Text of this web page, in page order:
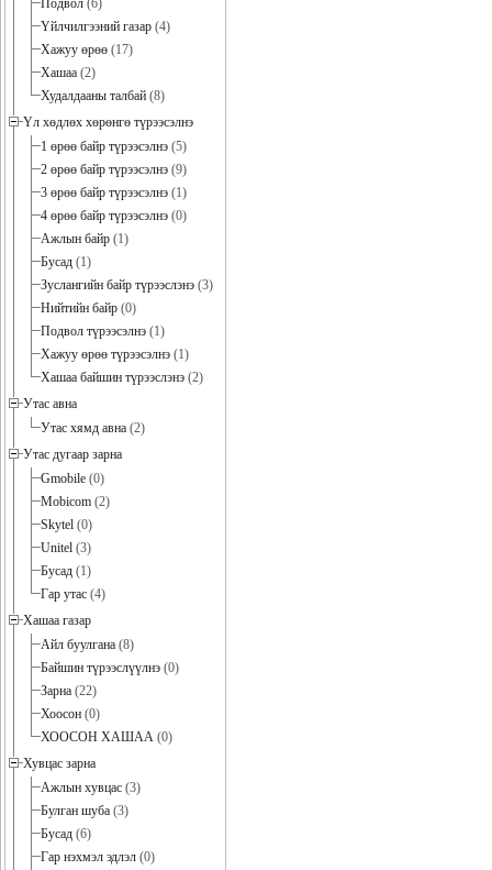
Подвол (6)
Үйлчилгээний газар (4)
Хажуу өрөө (17)
Хашаа (2)
Худалдааны талбай (8)
Үл хөдлөх хөрөнгө түрээсэлнэ
1 өрөө байр түрээсэлнэ (5)
2 өрөө байр түрээсэлнэ (9)
3 өрөө байр түрээсэлнэ (1)
4 өрөө байр түрээсэлнэ (0)
Ажлын байр (1)
Бусад (1)
Зуслангийн байр түрээслэнэ (3)
Нийтийн байр (0)
Подвол түрээсэлнэ (1)
Хажуу өрөө түрээсэлнэ (1)
Хашаа байшин түрээслэнэ (2)
Утас авна
Утас хямд авна (2)
Утас дугаар зарна
Gmobile (0)
Mobicom (2)
Skytel (0)
Unitel (3)
Бусад (1)
Гар утас (4)
Хашаа газар
Айл буулгана (8)
Байшин түрээслүүлнэ (0)
Зарна (22)
Хоосон (0)
ХООСОН ХАШАА (0)
Хувцас зарна
Ажлын хувцас (3)
Булган шуба (3)
Бусад (6)
Гар нэхмэл эдлэл (0)